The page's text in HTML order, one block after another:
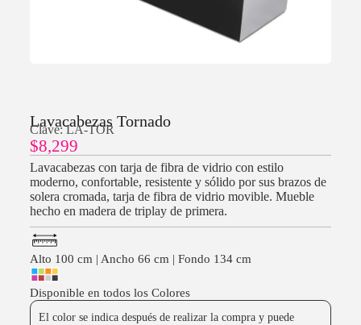
Lavacabezas Tornado
Clave: LA-TOR
$8,299
Lavacabezas con tarja de fibra de vidrio con estilo
moderno, confortable, resistente y sólido por sus brazos de
solera cromada, tarja de fibra de vidrio movible. Mueble
hecho en madera de triplay de primera.
Alto 100 cm | Ancho 66 cm | Fondo 134 cm
Disponible en todos los Colores
El color se indica después de realizar la compra y puede